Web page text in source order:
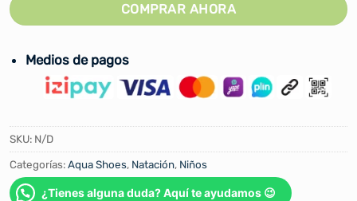
COMPRAR AHORA
Medios de pagos
SKU: N/D
Categorías:Aqua Shoes, Natación, Niños
¿Tienes alguna duda? Aquí te ayudamos 😉